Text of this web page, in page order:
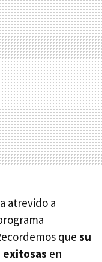
atrevido a
que su
exitosas en